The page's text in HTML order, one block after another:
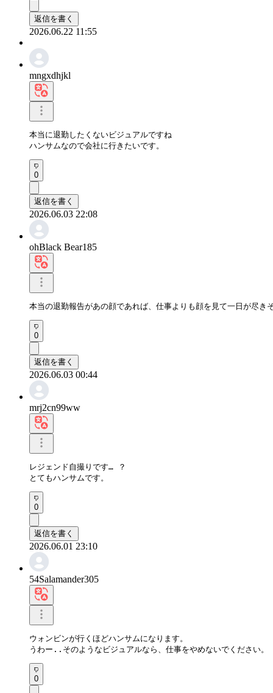
返信を書く
2026.06.22 11:55
mngxdhjkl
本当に退勤したくないビジュアルですね
ハンサムなので会社に行きたいです。
0
返信を書く
2026.06.03 22:08
ohBlack Bear185
本当の退勤報告があの顔であれば、仕事よりも顔を見て一日が尽
0
返信を書く
2026.06.03 00:44
mrj2cn99ww
レジェンド自撮りです… ？
とてもハンサムです。
0
返信を書く
2026.06.01 23:10
54Salamander305
ウォンビンが行くほどハンサムになります。
うわー..そのようなビジュアルなら、仕事をやめないでください。
0